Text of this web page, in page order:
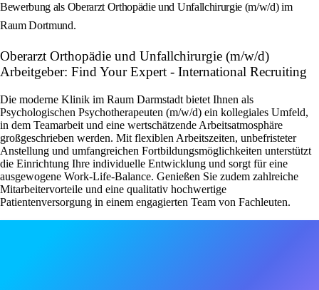
Bewerbung als Oberarzt Orthopädie und Unfallchirurgie (m/w/d) im
Raum Dortmund.
Oberarzt Orthopädie und Unfallchirurgie (m/w/d)
Arbeitgeber: Find Your Expert - International Recruiting
Die moderne Klinik im Raum Darmstadt bietet Ihnen als
Psychologischen Psychotherapeuten (m/w/d) ein kollegiales Umfeld,
in dem Teamarbeit und eine wertschätzende Arbeitsatmosphäre
großgeschrieben werden. Mit flexiblen Arbeitszeiten, unbefristeter
Anstellung und umfangreichen Fortbildungsmöglichkeiten unterstützt
die Einrichtung Ihre individuelle Entwicklung und sorgt für eine
ausgewogene Work-Life-Balance. Genießen Sie zudem zahlreiche
Mitarbeitervorteile und eine qualitativ hochwertige
Patientenversorgung in einem engagierten Team von Fachleuten.